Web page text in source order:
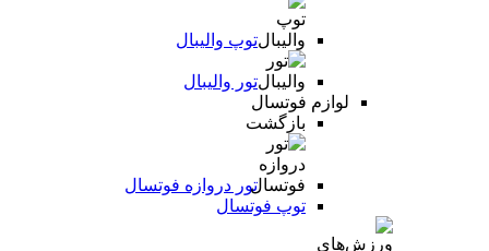
توپ والیبال
تور والیبال
لوازم فوتسال
بازگشت
تور دروازه فوتسال
توپ فوتسال